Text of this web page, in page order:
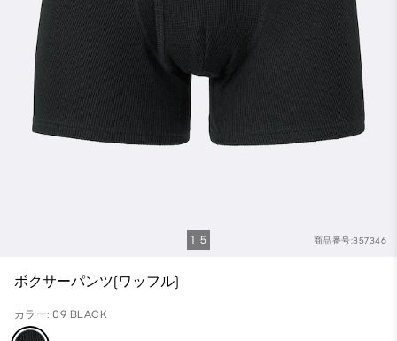
商品番号:357346
1 5
ボクサーパンツ(ワッフル)
カラー: 09 BLACK